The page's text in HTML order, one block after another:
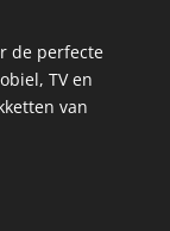
de perfecte
TV en
van